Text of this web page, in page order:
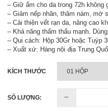
– Giữ ẩm cho da trong 72h không
– Giảm nếp nhăn, thâm nám, mờ
– Cải thiện vết rạn da, nâng cao
– Khả năng thẩm thấu mạnh.
– Qui cách: Hộp 30Gr hoặc Tuýp
– Xuất xứ: Hàng nội địa Trung
KÍCH THƯỚC
SỐ LƯỢNG: